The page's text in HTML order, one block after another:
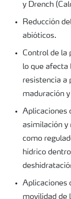
y Drench
Reducción
abióticos.
Control de la
lo que afecta
resistencia a
maduración
Aplicaciones
asimilación y
como
hídrico
Aplicaciones
movilidad de